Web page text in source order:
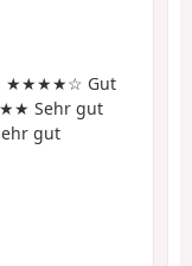
★★★★☆ Gut
Sehr gut
gut